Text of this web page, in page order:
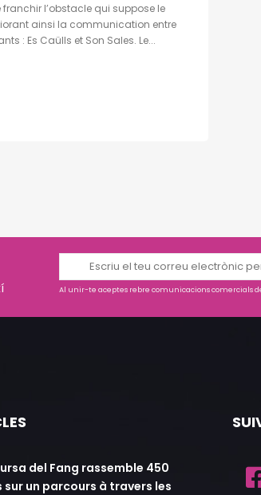
l’obstacle qui suppose le
ainsi la communication entre
: Es Caülls et Son Sales. Le...
Al unir-te aceptes rebre comunicacions comercials
del Fang rassemble 450
sur un parcours à travers les